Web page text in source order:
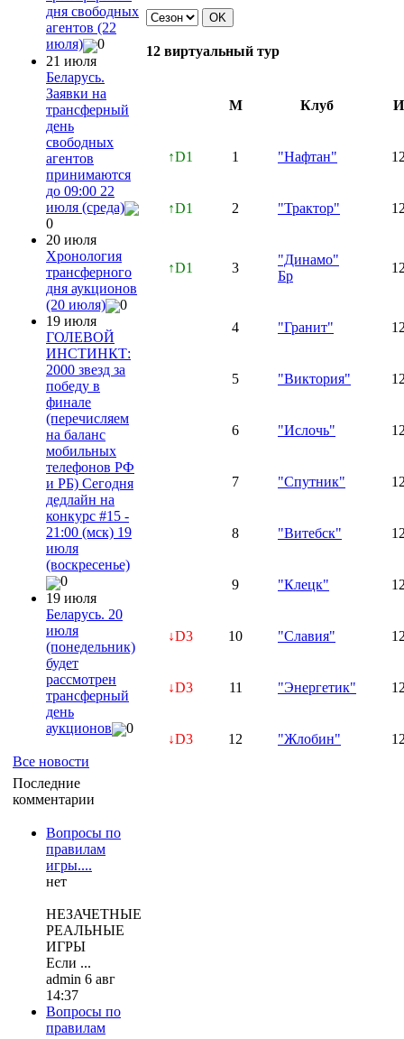
дня свободных
агентов (22
июля)
0
21 июля
Беларусь.
Заявки на
трансферный
день
свободных
агентов
принимаются
до 09:00 22
июля (среда)
0
20 июля
Хронология
трансферного
дня аукционов
(20 июля)
0
19 июля
ГОЛЕВОЙ
ИНСТИНКТ:
2000 звезд за
победу в
финале
(перечисляем
на баланс
мобильных
телефонов РФ
и РБ) Сегодня
дедлайн на
конкурс #15 -
21:00 (мск) 19
июля
(воскресенье)
0
19 июля
Беларусь. 20
июля
(понедельник)
будет
рассмотрен
трансферный
день
аукционов
0
Все новости
Последние
комментарии
Вопросы по
правилам
игры....
нет
НЕЗАЧЕТНЫЕ
РЕАЛЬНЫЕ
ИГРЫ
Если ...
admin 6 авг
14:37
Вопросы по
правилам
12 виртуальный тур
М Клуб И
↑D1 1 "Нафтан"
↑D1 2 "Трактор"
↑D1 3
"Динамо"
Бр
4 "Гранит"
5 "Виктория"
6 "Ислочь"
7 "Спутник"
8 "Витебск"
9 "Клецк"
↓D3 10 "Славия"
↓D3 11 "Энергетик"
↓D3 12 "Жлобин"